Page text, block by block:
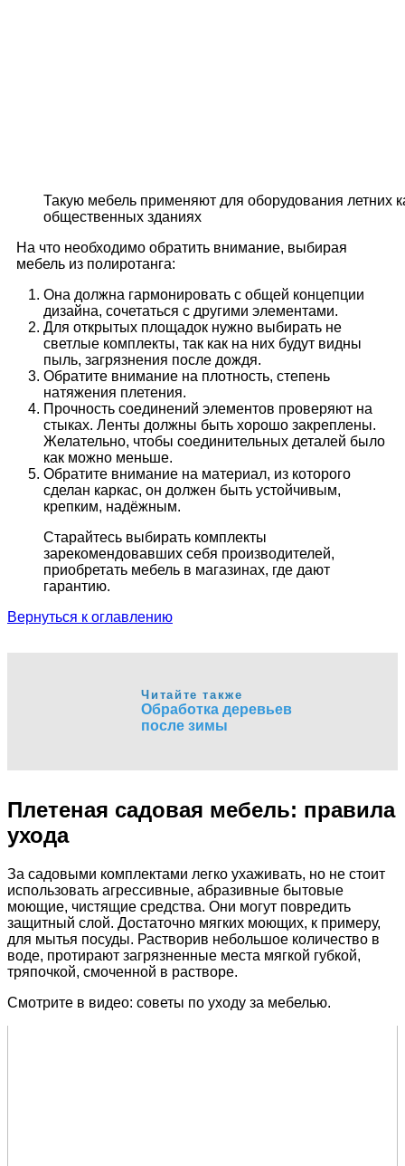
Такую мебель применяют для оборудования летних
общественных зданиях
На что необходимо обратить внимание, выбирая
мебель из полиротанга:
Она должна гармонировать с общей концепции
дизайна, сочетаться с другими элементами.
Для открытых площадок нужно выбирать не
светлые комплекты, так как на них будут видны
пыль, загрязнения после дождя.
Обратите внимание на плотность, степень
натяжения плетения.
Прочность соединений элементов проверяют на
стыках. Ленты должны быть хорошо закреплены.
Желательно, чтобы соединительных деталей было
как можно меньше.
Обратите внимание на материал, из которого
сделан каркас, он должен быть устойчивым,
крепким, надёжным.
Старайтесь выбирать комплекты
зарекомендовавших себя производителей,
приобретать мебель в магазинах, где дают
гарантию.
Вернуться к оглавлению
Читайте также
Обработка деревьев
после зимы
Плетеная садовая мебель: правила
ухода
За садовыми комплектами легко ухаживать, но не стоит
использовать агрессивные, абразивные бытовые
моющие, чистящие средства. Они могут повредить
защитный слой. Достаточно мягких моющих, к примеру,
для мытья посуды. Растворив небольшое количество в
воде, протирают загрязненные места мягкой губкой,
тряпочкой, смоченной в растворе.
Смотрите в видео: советы по уходу за мебелью.